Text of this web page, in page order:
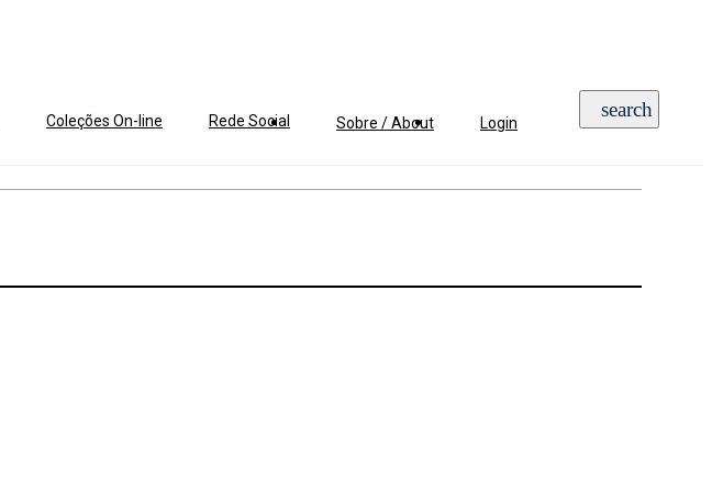
Coleções On-line Rede Social Sobre / About Login